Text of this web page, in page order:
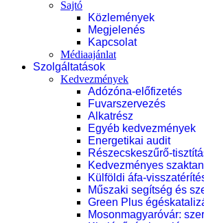
Sajtó
Közlemények
Megjelenés
Kapcsolat
Médiaajánlat
Szolgáltatások
Kedvezmények
Adózóna-előfizetés
Fuvarszervezés
Alkatrész
Egyéb kedvezmények
Energetikai audit
Részecskeszűrő-
Kedvezményes
Külföldi áfa-
Műszaki segítség és
Green Plus
Mosonmagyaróvár: